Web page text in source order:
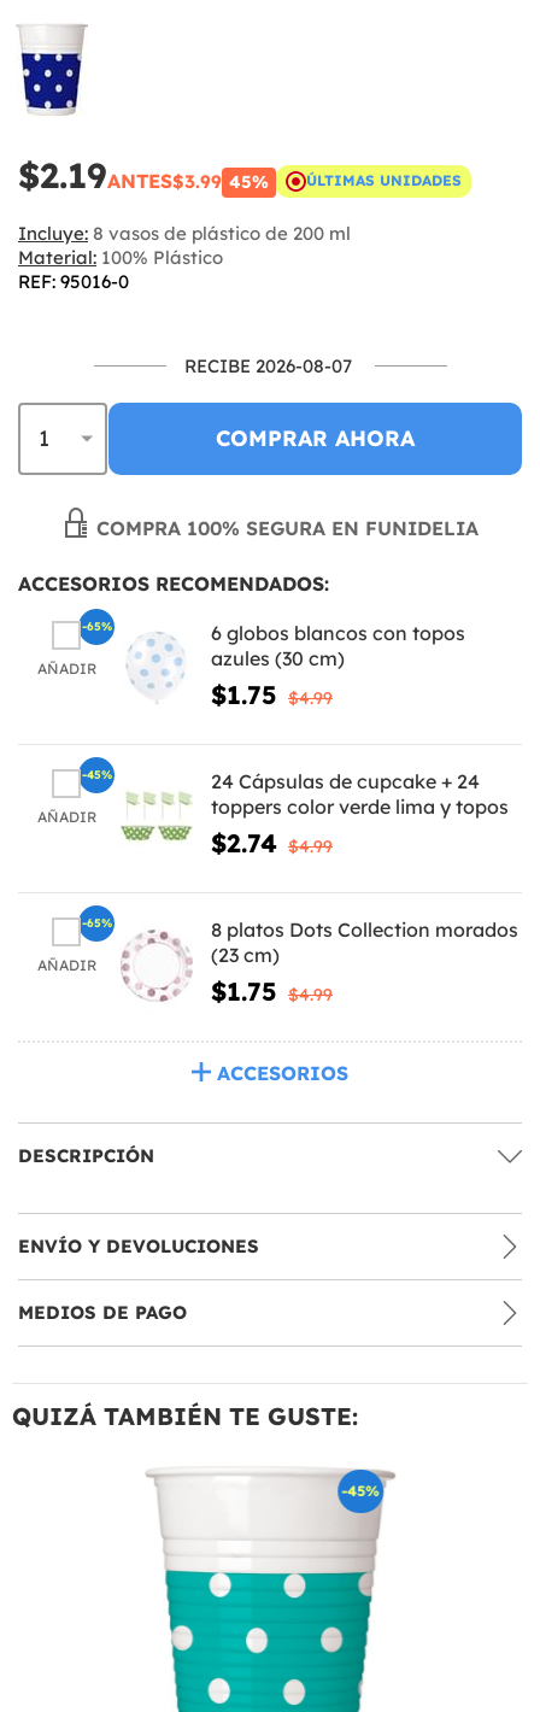
$2.19ANTES$3.99 45% ÚLTIMAS UNIDADES
Incluye: 8 vasos de plástico de 200 ml
Material: 100% Plástico
REF: 95016-0
RECIBE 2026-08-07
COMPRAR AHORA
COMPRA 100% SEGURA EN FUNIDELIA
ACCESORIOS RECOMENDADOS:
AÑADIR
6 globos blancos con topos
azules (30 cm)
$1.75 $4.99
-65%
AÑADIR
24 Cápsulas de cupcake + 24
toppers color verde lima y topos
$2.74 $4.99
-45%
AÑADIR
8 platos Dots Collection morados
(23 cm)
$1.75 $4.99
-65%
ACCESORIOS
DESCRIPCIÓN
ENVÍO Y DEVOLUCIONES
MEDIOS DE PAGO
QUIZÁ TAMBIÉN TE GUSTE:
-45%